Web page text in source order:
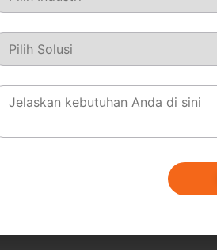
yang